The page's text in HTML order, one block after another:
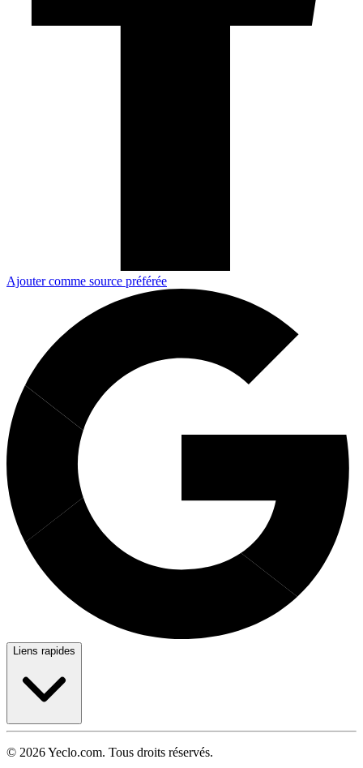
Ajouter comme source préférée
Liens rapides
© 2026 Yeclo.com. Tous droits réservés.